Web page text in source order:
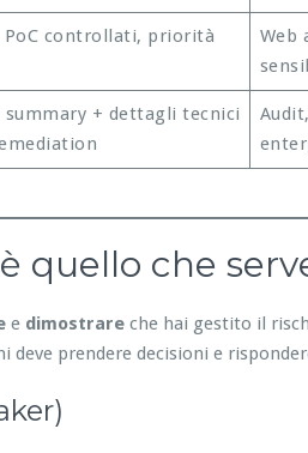
PoC controllati, priorità
Web
summary + dettagli tecnici
quello che
e dimostrare che hai gestito il
prendere decisioni e